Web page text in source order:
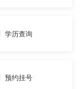
学历查询
预约挂号